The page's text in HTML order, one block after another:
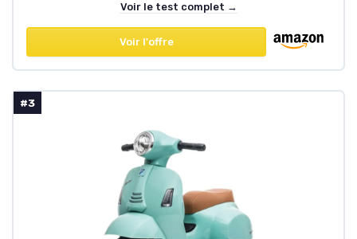
Voir le test complet →
Voir l'offre
#3